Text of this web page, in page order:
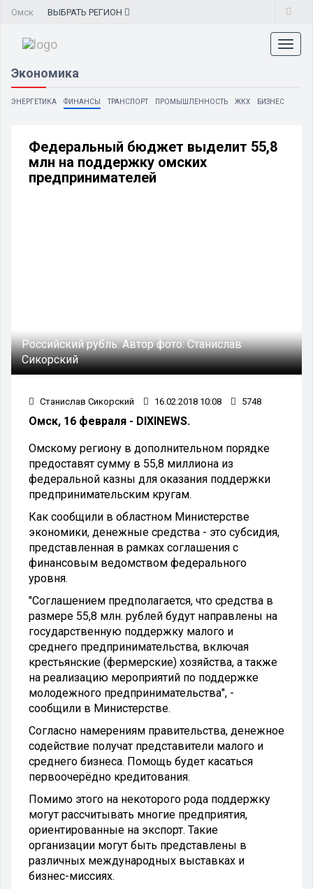
Омск ВЫБРАТЬ РЕГИОН
Экономика
ЭНЕРГЕТИКА ФИНАНСЫ ТРАНСПОРТ ПРОМЫШЛЕННОСТЬ ЖКХ БИЗНЕС
Федеральный бюджет выделит 55,8
млн на поддержку омских
предпринимателей
Российский рубль.Автор фото:Станислав
Сикорский
Станислав Сикорский 16.02.2018 10:08 5748
Омск, 16 февраля - DIXINEWS.
Омскому региону в дополнительном порядке
предоставят сумму в 55,8 миллиона из
федеральной казны для оказания поддержки
предпринимательским кругам.
Как сообщили в областном Министерстве
экономики, денежные средства - это субсидия,
представленная в рамках соглашения с
финансовым ведомством федерального
уровня.
"Соглашением предполагается, что средства в
размере 55,8 млн. рублей будут направлены на
государственную поддержку малого и
среднего предпринимательства, включая
крестьянские (фермерские) хозяйства, а также
на реализацию мероприятий по поддержке
молодежного предпринимательства", -
сообщили в Министерстве.
Согласно намерениям правительства, денежное
содействие получат представители малого и
среднего бизнеса. Помощь будет касаться
первоочерёдно кредитования.
Помимо этого на некоторого рода поддержку
могут рассчитывать многие предприятия,
ориентированные на экспорт. Такие
организации могут быть представлены в
различных международных выставках и
бизнес-миссиях.